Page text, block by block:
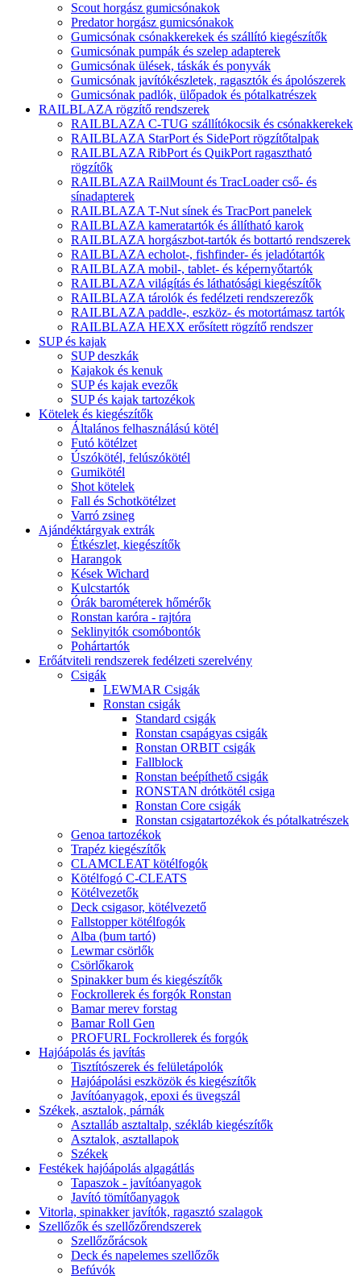
Scout horgász gumicsónakok
Predator horgász gumicsónakok
Gumicsónak csónakkerekek és szállító kiegészítők
Gumicsónak pumpák és szelep adapterek
Gumicsónak ülések, táskák és ponyvák
Gumicsónak javítókészletek, ragasztók és ápolószerek
Gumicsónak padlók, ülőpadok és pótalkatrészek
RAILBLAZA rögzítő rendszerek
RAILBLAZA C-TUG szállítókocsik és csónakkerekek
RAILBLAZA StarPort és SidePort rögzítőtalpak
RAILBLAZA RibPort és QuikPort ragasztható
rögzítők
RAILBLAZA RailMount és TracLoader cső- és
sínadapterek
RAILBLAZA T-Nut sínek és TracPort panelek
RAILBLAZA kameratartók és állítható karok
RAILBLAZA horgászbot-tartók és bottartó rendszerek
RAILBLAZA echolot-, fishfinder- és jeladótartók
RAILBLAZA mobil-, tablet- és képernyőtartók
RAILBLAZA világítás és láthatósági kiegészítők
RAILBLAZA tárolók és fedélzeti rendszerezők
RAILBLAZA paddle-, eszköz- és motortámasz tartók
RAILBLAZA HEXX erősített rögzítő rendszer
SUP és kajak
SUP deszkák
Kajakok és kenuk
SUP és kajak evezők
SUP és kajak tartozékok
Kötelek és kiegészítők
Általános felhasználású kötél
Futó kötélzet
Úszókötél, felúszókötél
Gumikötél
Shot kötelek
Fall és Schotkötélzet
Varró zsineg
Ajándéktárgyak extrák
Étkészlet, kiegészítők
Harangok
Kések Wichard
Kulcstartók
Órák barométerek hőmérők
Ronstan karóra - rajtóra
Seklinyitók csomóbontók
Pohártartók
Erőátviteli rendszerek fedélzeti szerelvény
Csigák
LEWMAR Csigák
Ronstan csigák
Standard csigák
Ronstan csapágyas csigák
Ronstan ORBIT csigák
Fallblock
Ronstan beépíthető csigák
RONSTAN drótkötél csiga
Ronstan Core csigák
Ronstan csigatartozékok és pótalkatrészek
Genoa tartozékok
Trapéz kiegészítők
CLAMCLEAT kötélfogók
Kötélfogó C-CLEATS
Kötélvezetők
Deck csigasor, kötélvezető
Fallstopper kötélfogók
Alba (bum tartó)
Lewmar csörlők
Csörlőkarok
Spinakker bum és kiegészítők
Fockrollerek és forgók Ronstan
Bamar merev forstag
Bamar Roll Gen
PROFURL Fockrollerek és forgók
Hajóápolás és javítás
Tisztítószerek és felületápolók
Hajóápolási eszközök és kiegészítők
Javítóanyagok, epoxi és üvegszál
Székek, asztalok, párnák
Asztalláb asztaltalp, székláb kiegészítők
Asztalok, asztallapok
Székek
Festékek hajóápolás algagátlás
Tapaszok - javítóanyagok
Javító tömítőanyagok
Vitorla, spinakker javítók, ragasztó szalagok
Szellőzők és szellőzőrendszerek
Szellőzőrácsok
Deck és napelemes szellőzők
Befúvók